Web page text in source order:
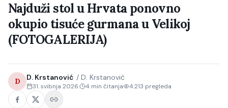
Poljoprivreda
Politika
Gospodarstvo
Život
Kultura
Sport
Najduži stol u Hrvata ponovno
okupio tisuće gurmana u Velikoj
(FOTOGALERIJA)
D D. Krstanović / D. Krstanović
31. svibnja 2026. 4 min čitanja 4.213 pregleda